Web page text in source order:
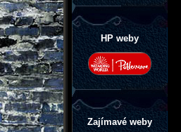
HP weby
Zajímavé weby